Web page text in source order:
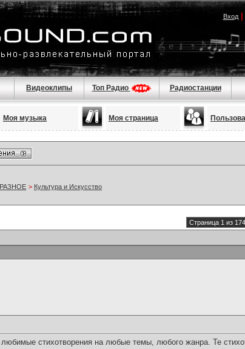
Вход|
Видеоклипы Топ Радио Радиостанции
Моя музыка Моя страница
РАЗНОЕ > Культура и Искусство
Страница 1 из 174
стихотворения на любые темы, любого жанра. Те